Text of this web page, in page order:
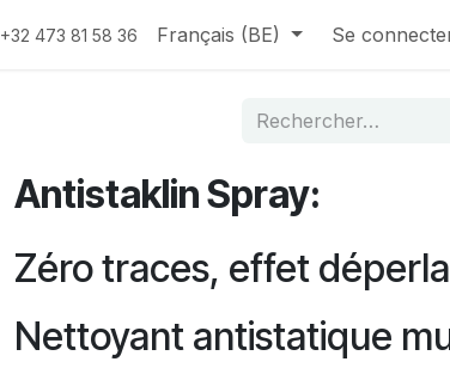
+32 473 81 58 36 Français (BE) Se
Antistaklin Spray:
Zéro traces, effet
Nettoyant antistatique